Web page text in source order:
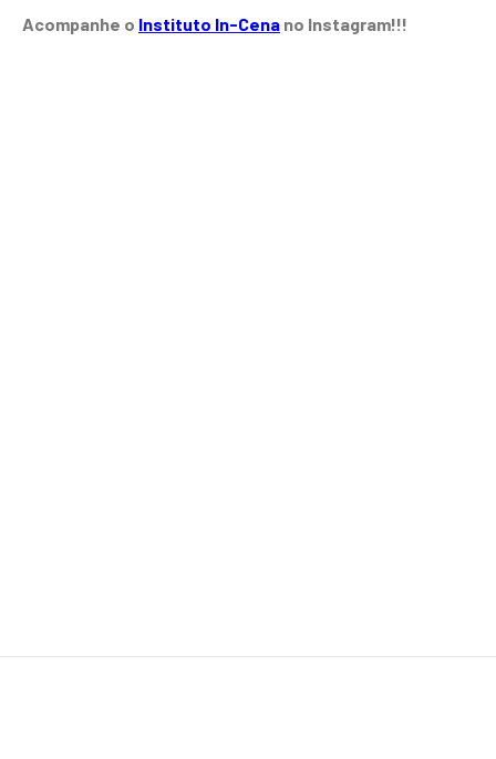
Acompanhe o Instituto In-Cena no Instagram!!!